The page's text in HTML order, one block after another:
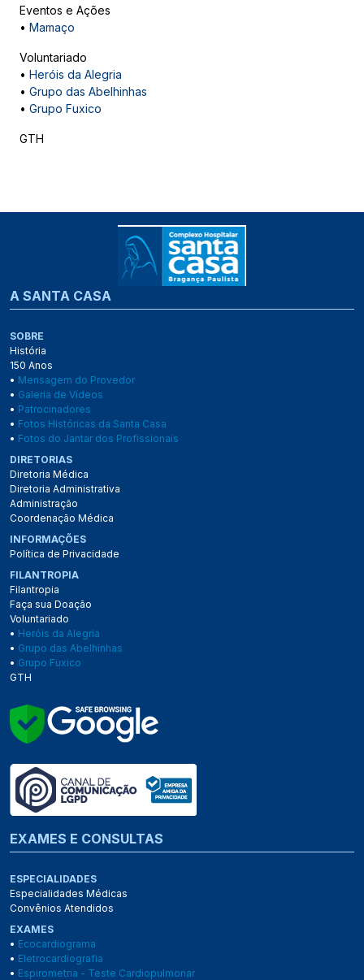
Eventos e Ações
• Mamaço
Voluntariado
• Heróis da Alegria
• Grupo das Abelhinhas
• Grupo Fuxico
GTH
A SANTA CASA
SOBRE
História
150 Anos
• Mensagem do Provedor
• Galeria de Vídeos
• Patrocinadores
• Fotos Históricas da Santa Casa
• Fotos do Jantar dos Profissionais
DIRETORIAS
Diretoria Médica
Diretoria Administrativa
Administração
Coordenação Médica
INFORMAÇÕES
Política de Privacidade
FILANTROPIA
Filantropia
Faça sua Doação
Voluntariado
• Heróis da Alegria
• Grupo das Abelhinhas
• Grupo Fuxico
GTH
EXAMES E CONSULTAS
ESPECIALIDADES
Especialidades Médicas
Convênios Atendidos
EXAMES
• Ecocardiograma
• Eletrocardiografia
• Espirometria - Teste Cardiopulmonar